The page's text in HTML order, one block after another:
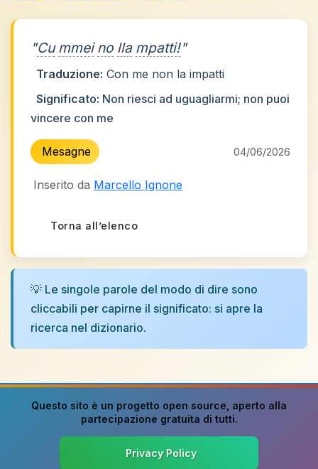
"Cu mmei no lla mpatti!"
Traduzione: Con me non la impatti
Significato: Non riesci ad uguagliarmi; non puoi
vincere con me
Mesagne 04/06/2026
Inserito da Marcello Ignone
Torna all’elenco
💡 Le singole parole del modo di dire sono
cliccabili per capirne il significato: si apre la
ricerca nel dizionario.
Questo sito è un progetto open source , aperto alla
partecipazione gratuita di tutti.
Privacy Policy